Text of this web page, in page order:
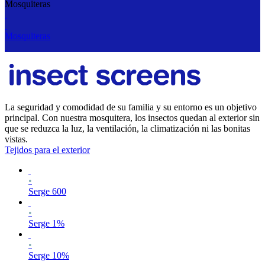
Mosquiteras
Mosquiteras
La seguridad y comodidad de su familia y su entorno es un objetivo
principal. Con nuestra mosquitera, los insectos quedan al exterior sin
que se reduzca la luz, la ventilación, la climatización ni las bonitas
vistas.
Tejidos para el exterior
•
Serge 600
•
Serge 1%
•
Serge 10%